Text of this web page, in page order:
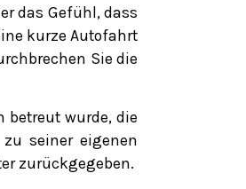
das Gefühl, dass
kurze Autofahrt
Sie die
betreut wurde, die
seiner eigenen
zurückgegeben.